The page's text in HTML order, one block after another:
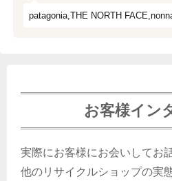
patagonia,THE NORTH
お客様イン
実際にお客様にお会いしてお
他のリサイクルショップの実